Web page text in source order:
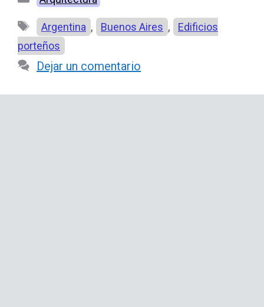
Etiquetas
Argentina , Buenos Aires ,
Edificios
porteños
Dejar un comentario